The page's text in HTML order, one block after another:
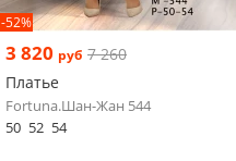
-52%
3 820 руб 7 260
Платье
Fortuna.Шан-Жан 544
50 52 54